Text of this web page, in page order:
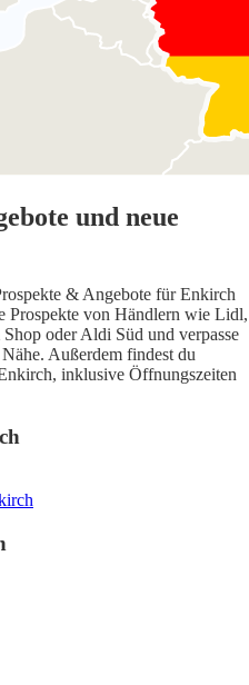
und neue
& Angebote für Enkirch
Prospekte von Händlern wie Lidl,
oder Aldi Süd und verpasse
Außerdem findest du
inklusive Öffnungszeiten